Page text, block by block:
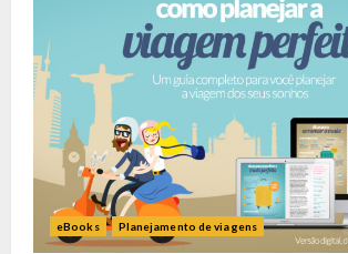
eBooks Planejamento de viagens